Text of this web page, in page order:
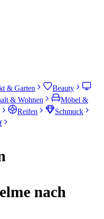
& Garten
Beauty
& Wohnen
Möbel &
Reifen
Schmuck
nach